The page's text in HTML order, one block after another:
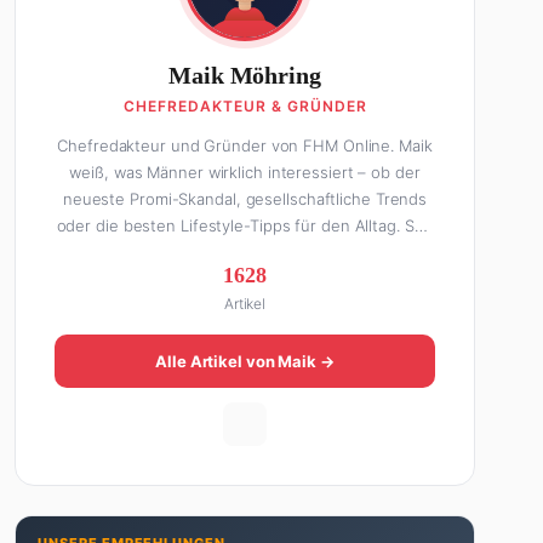
Maik Möhring
CHEFREDAKTEUR & GRÜNDER
Chefredakteur und Gründer von FHM Online. Maik
weiß, was Männer wirklich interessiert – ob der
neueste Promi-Skandal, gesellschaftliche Trends
oder die besten Lifestyle-Tipps für den Alltag. Seit
hat FHM Online zu einer der führenden Männer-
Lifestyle-Plattformen im deutschsprachigen Raum
aufgebaut. Sein Weg dahin war alles andere als
geradlinig: Die eine Hälfte seines Lebens stand er
in der Gastronomie – mit allem, was dazugehört.
unterhaltsam und immer nah dran. Wenn Maik
1628
Artikel
Alle Artikel von Maik →